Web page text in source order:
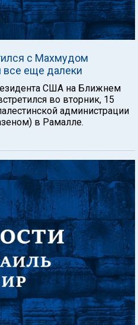
с Махмудом
все еще далеки
США на Ближнем
во вторник, 15
администрации
в Рамалле.